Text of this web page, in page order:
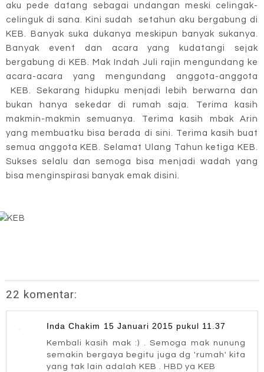
aku pede datang sebagai undangan meski celingak-
celinguk di sana. Kini sudah setahun aku bergabung di
KEB. Banyak suka dukanya meskipun banyak sukanya.
Banyak event dan acara yang kudatangi sejak
bergabung di KEB. Mak Indah Juli rajin mengundang ke
acara-acara yang mengundang anggota-anggota
KEB. Sekarang hidupku menjadi lebih berwarna dan
bukan hanya sekedar di rumah saja. Terima kasih
makmin-makmin semuanya. Terima kasih mbak Arin
yang membuatku bisa berada di sini. Terima kasih buat
semua anggota KEB. Selamat Ulang Tahun ketiga KEB.
Sukses selalu dan semoga bisa menjadi wadah yang
bisa menginspirasi banyak emak disini.
22 komentar:
Inda Chakim 15 Januari 2015 pukul 11.37
Kembali kasih mak :) . Semoga mak nunung
semakin bergaya begitu juga dg 'rumah' kita
yang tak lain adalah KEB . HBD ya KEB